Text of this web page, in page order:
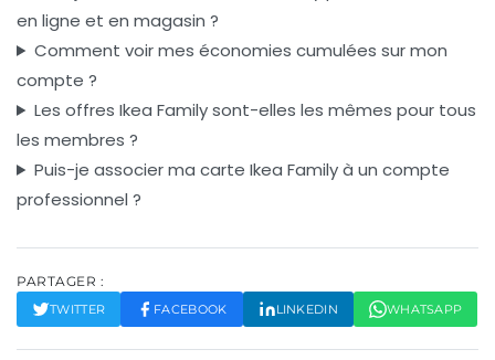
en ligne et en magasin ?
Comment voir mes économies cumulées sur mon
compte ?
Les offres Ikea Family sont-elles les mêmes pour tous
les membres ?
Puis-je associer ma carte Ikea Family à un compte
professionnel ?
PARTAGER :
TWITTER FACEBOOK LINKEDIN WHATSAPP